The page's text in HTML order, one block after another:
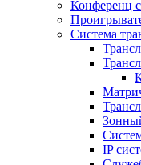
Конференц
Система
IP